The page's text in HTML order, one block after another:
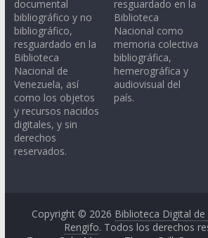
documental
bibliográfico y no
bibliográfico,
resguardado en la
Biblioteca
Nacional de
Venezuela, así
como los objetos
y recursos nacidos
digitales, y sin
derechos
reservados.
resguardado en la
Biblioteca
Nacional como
memoria colectiva
bibliográfica,
hemerográfica y
audiovisual del
país.
Copyright © 2026 Biblioteca Digital de
Rengifo. Todos los derechos